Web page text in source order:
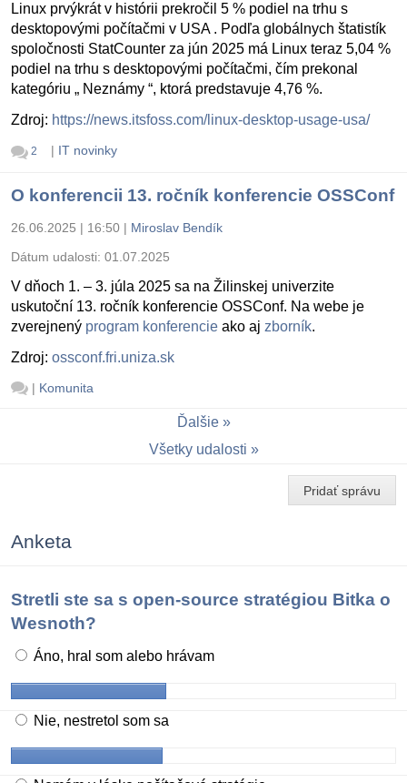
Linux prvýkrát v histórii prekročil 5 % podiel na trhu s
desktopovými počítačmi v USA . Podľa globálnych štatistík
spoločnosti StatCounter za jún 2025 má Linux teraz 5,04 %
podiel na trhu s desktopovými počítačmi, čím prekonal
kategóriu „ Neznámy “, ktorá predstavuje 4,76 %.
Zdroj: https://news.itsfoss.com/linux-desktop-usage-usa/
2 | IT novinky
O konferencii 13. ročník konferencie OSSConf
26.06.2025 | 16:50 | Miroslav Bendík
Dátum udalosti: 01.07.2025
V dňoch 1. – 3. júla 2025 sa na Žilinskej univerzite
uskutoční 13. ročník konferencie OSSConf. Na webe je
zverejnený program konferencie ako aj zborník.
Zdroj: ossconf.fri.uniza.sk
| Komunita
Ďalšie
Všetky udalosti
Pridať správu
Anketa
Stretli ste sa s open-source stratégiou Bitka o
Wesnoth?
Áno, hral som alebo hrávam
Nie, nestretol som sa